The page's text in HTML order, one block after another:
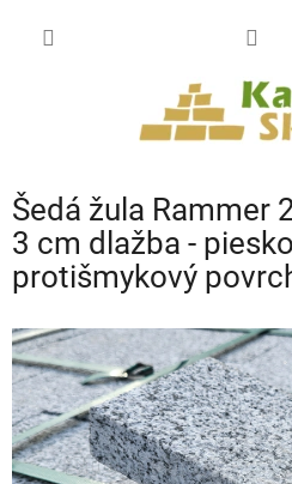
Šedá žula Rammer
3 cm dlažba -
protišmykový